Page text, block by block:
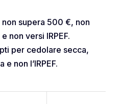
supera 500 €, non
non versi IRPEF.
per cedolare secca,
non l’IRPEF.